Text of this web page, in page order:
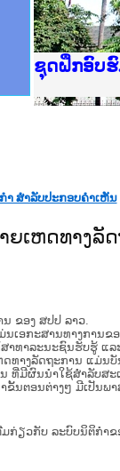
Ministry
ເຜີຍແຜ່ວັ
ກະຊວງຍຸຕິ
ຊຸດຝຶກອົບ
ກອງປະຊຸມ
ຝຶກອົບຮົມ
ຝຶກອົບຮົມ
ເຜີຍແຜ່ແອັ
ເຜີຍແຜ່ແອັ
ຍົກລະດັບວ
ຊຸດຝຶກອົບຮົ
າ ສໍາລັບປະກອບຄໍາເຫັນ
ເຫດທາງລັດ
ຂອງ ສປປ ລາວ.
ອ​ກະ​ສານ​ທາງ​ການ​ຂອ
າ​ທາ​ລະ​ນະ​ຊົນ​ຮັບ​ຮູ້ ແ
ທາງ​ລັດ​ຖະ​ການ ​ແມ່ນ​
ທີ່​ມີ​ຜົນ​ນຳ​ໃຊ້​ສຳ​ລັບ​ສະ​
ຂັ້ນຕອນຕ່າງໆ ມີເປັນພ
ກ່ຽວກັບ ລະບົບນິຕິກຳຂ